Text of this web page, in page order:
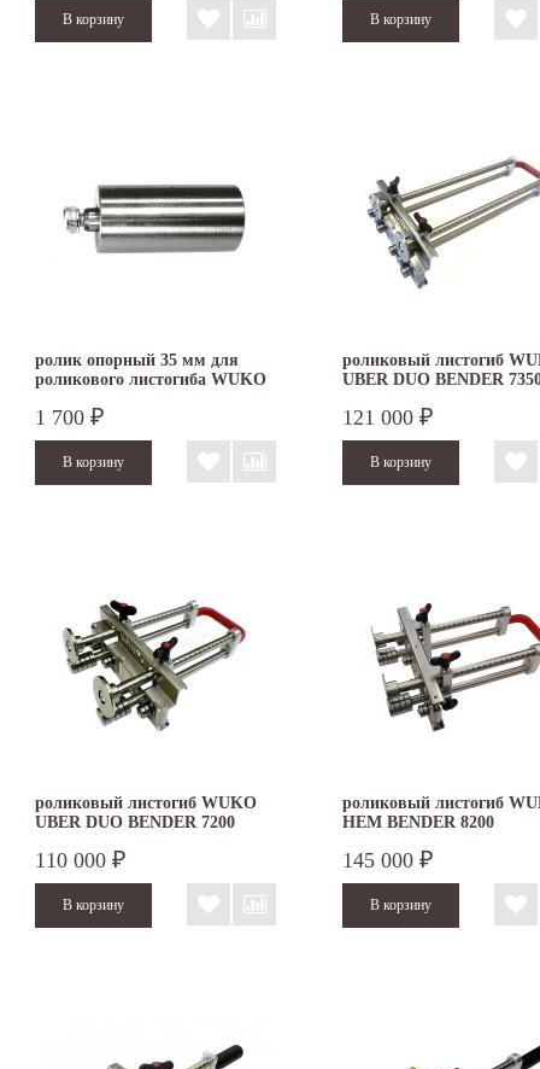
ролик опорный 35 мм для
роликового листогиба WUKO
1 700 ₽
роликовый листогиб
UBER DUO BENDER
121 000 ₽
роликовый листогиб WUKO
UBER DUO BENDER 7200
110 000 ₽
роликовый листогиб
HEM BENDER 8200
145 000 ₽